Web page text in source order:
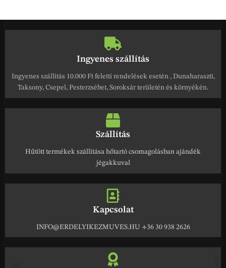
Ingyenes szállítás
Ingyenes szállítás 10.000 Ft feletti rendelések esetén , Dunaharaszti,
Taksony, Csepel, Pesterzsébet, Soroksár területén és környékén.
Szállítás
Hűtött termékek szállítása hőtartó csomagolásban ajándék
jégakkuval
Kapcsolat
INFO@ERDELYIKEZMUVES.HU +36 30 938 2626